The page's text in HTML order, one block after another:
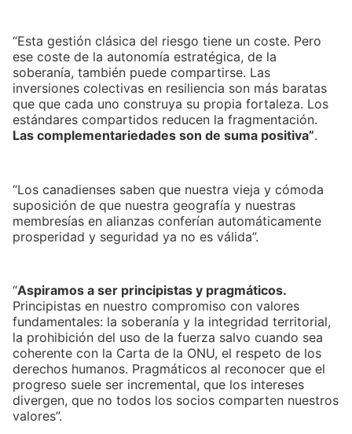
“Esta gestión clásica del riesgo tiene un coste. Pero
ese coste de la autonomía estratégica, de la
soberanía, también puede compartirse. Las
inversiones colectivas en resiliencia son más baratas
que que cada uno construya su propia fortaleza. Los
estándares compartidos reducen la fragmentación.
Las complementariedades son de suma positiva”.
“Los canadienses saben que nuestra vieja y cómoda
suposición de que nuestra geografía y nuestras
membresías en alianzas conferían automáticamente
prosperidad y seguridad ya no es válida”.
“Aspiramos a ser principistas y pragmáticos.
Principistas en nuestro compromiso con valores
fundamentales: la soberanía y la integridad territorial,
la prohibición del uso de la fuerza salvo cuando sea
coherente con la Carta de la ONU, el respeto de los
derechos humanos. Pragmáticos al reconocer que el
progreso suele ser incremental, que los intereses
divergen, que no todos los socios comparten nuestros
valores”.